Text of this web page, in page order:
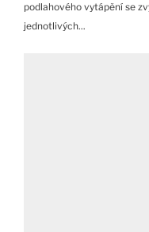
podlahového vytápění se
jednotlivých...